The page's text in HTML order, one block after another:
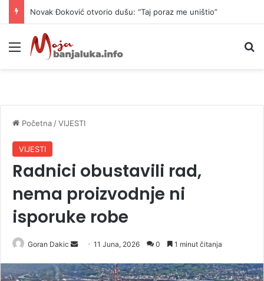
Novak Đoković otvorio dušu: “Taj poraz me uništio”
Meni
Početna /VIJESTI
VIJESTI
Radnici obustavili rad,
nema proizvodnje ni
isporuke robe
Goran Dakic
n
11 Juna, 2026 0 1 minut čitanja